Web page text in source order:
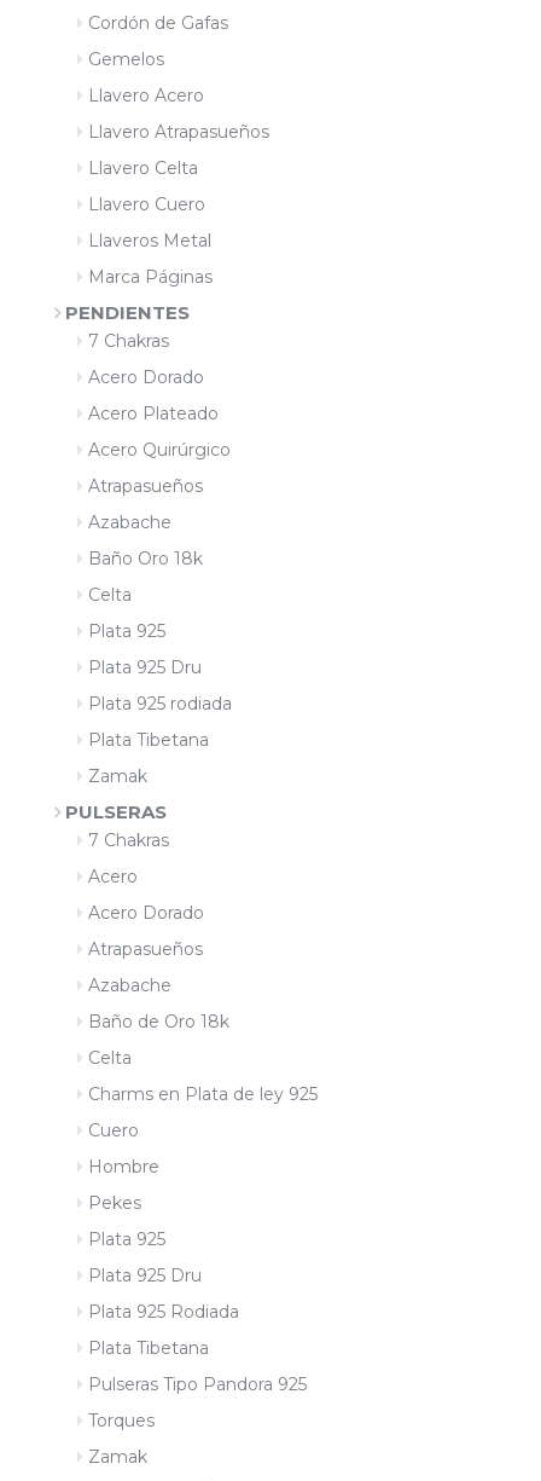
Cordón de Gafas
Gemelos
Llavero Acero
Llavero Atrapasueños
Llavero Celta
Llavero Cuero
Llaveros Metal
Marca Páginas
PENDIENTES
7 Chakras
Acero Dorado
Acero Plateado
Acero Quirúrgico
Atrapasueños
Azabache
Baño Oro 18k
Celta
Plata 925
Plata 925 Dru
Plata 925 rodiada
Plata Tibetana
Zamak
PULSERAS
7 Chakras
Acero
Acero Dorado
Atrapasueños
Azabache
Baño de Oro 18k
Celta
Charms en Plata de ley 925
Cuero
Hombre
Pekes
Plata 925
Plata 925 Dru
Plata 925 Rodiada
Plata Tibetana
Pulseras Tipo Pandora 925
Torques
Zamak